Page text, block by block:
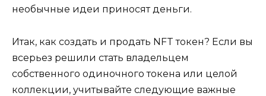
необычные идеи приносят деньги.
Итак, как создать и продать NFT токен? Если вы
всерьез решили стать владельцем
собственного одиночного токена или целой
коллекции, учитывайте следующие важные